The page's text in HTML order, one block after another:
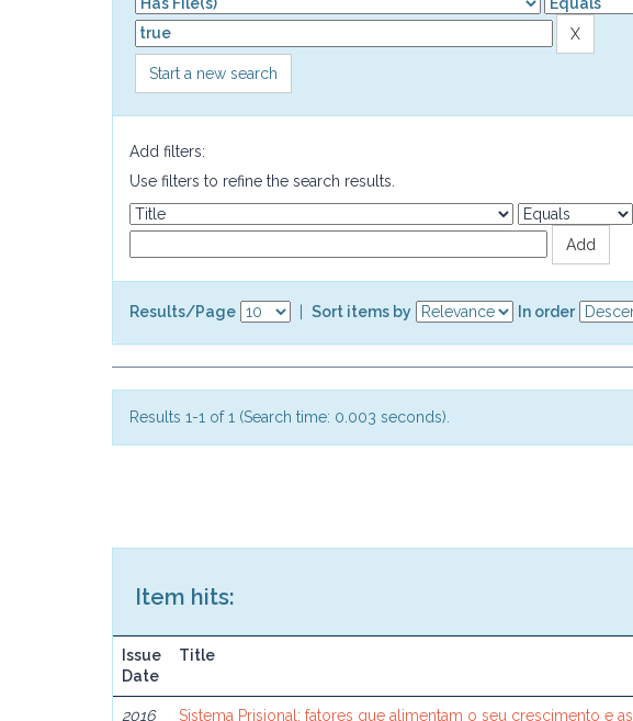
Start a new search
Add filters:
Use filters to refine the search results.
Results/Page Sort items by In order
Results 1-1 of 1 (Search time: 0.003 seconds).
Item hits:
Issue
Date
Title
2016 Sistema Prisional: fatores que alimentam o seu crescimento e as